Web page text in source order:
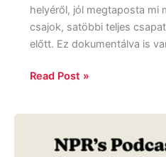
helyéről, jól megtaposta mi
csajok, satöbbi teljes
előtt. Ez dokumentálva is
Read Post »
Weldon: